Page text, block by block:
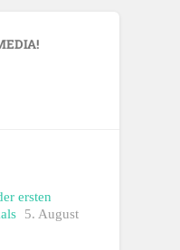
ersten
5. August